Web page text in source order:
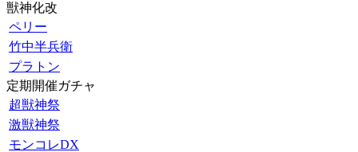
獣神化改
ペリー
竹中半兵衛
プラトン
定期開催ガチャ
超獣神祭
激獣神祭
モンコレDX